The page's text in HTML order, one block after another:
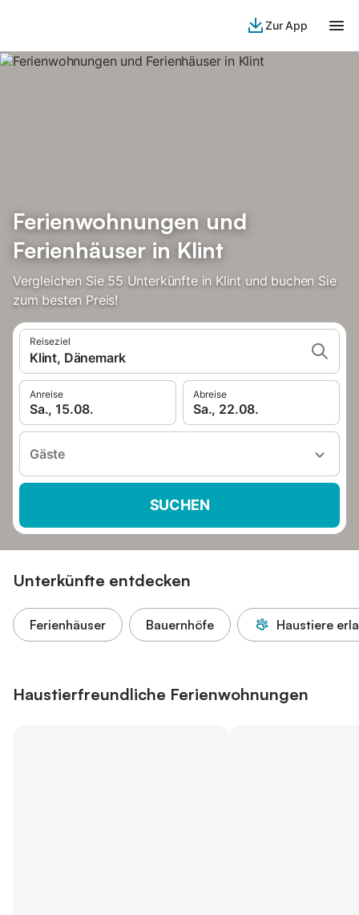
Zur App
Ferienwohnungen und
Ferienhäuser in Klint
Vergleichen Sie 55 Unterkünfte in Klint und buchen Sie
zum besten Preis!
Reiseziel
Klint, Dänemark
Anreise
Sa., 15.08.
Abreise
Sa., 22.08.
Gäste
SUCHEN
Unterkünfte entdecken
Ferienhäuser Bauernhöfe Haustiere
Haustierfreundliche Ferienwohnungen